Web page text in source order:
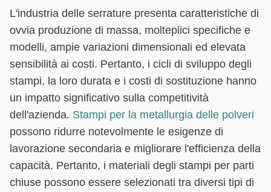
L'industria delle serrature presenta caratteristiche di
ovvia produzione di massa, molteplici specifiche e
modelli, ampie variazioni dimensionali ed elevata
sensibilità ai costi. Pertanto, i cicli di sviluppo degli
stampi, la loro durata e i costi di sostituzione hanno
un impatto significativo sulla competitività
dell'azienda. Stampi per la metallurgia delle polveri
possono ridurre notevolmente le esigenze di
lavorazione secondaria e migliorare l'efficienza della
capacità. Pertanto, i materiali degli stampi per parti
chiuse possono essere selezionati tra diversi tipi di